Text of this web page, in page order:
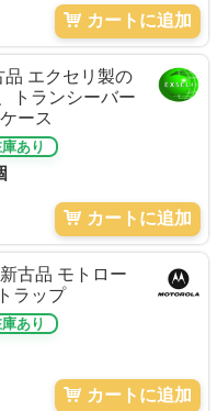
カートに追加
エクセリ製の
トランシーバー
ース
あり
カートに追加
古品 モトロー
ラップ
あり
カートに追加